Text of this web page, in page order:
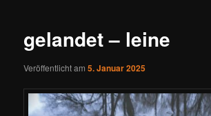
gelandet – leine
Veröffentlicht am5. Januar 2025